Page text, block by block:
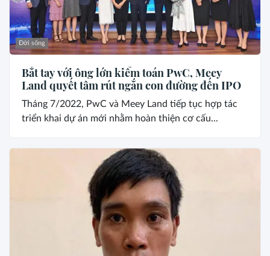
Đời sống
Bắt tay với ông lớn kiểm toán PwC, Meey
Land quyết tâm rút ngắn con đường đến IPO
Tháng 7/2022, PwC và Meey Land tiếp tục hợp tác
triển khai dự án mới nhằm hoàn thiện cơ cấu...